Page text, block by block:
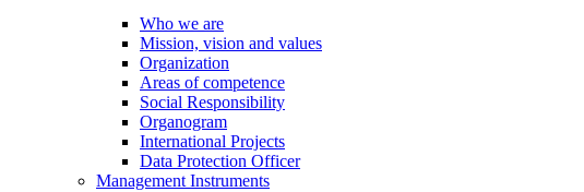
Who we are
Mission, vision and values
Organization
Areas of competence
Social Responsibility
Organogram
International Projects
Data Protection Officer
Management Instruments